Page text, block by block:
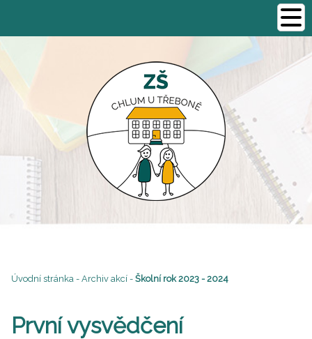
Úvodní stránka - Archiv akcí - Školní rok 2023 - 2024
První vysvědčení